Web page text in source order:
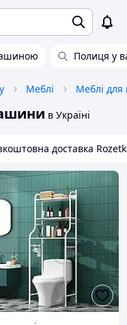
Полиця у
Меблі Меблі для
в Україні
доставка